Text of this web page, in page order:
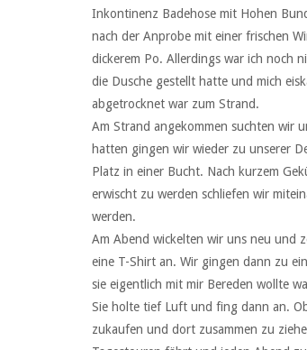
Inkontinenz Badehose mit Hohen
nach der Anprobe mit einer frischen
dickerem Po. Allerdings war ich noch
die Dusche gestellt hatte und mich
abgetrocknet war zum Strand.
Am Strand angekommen suchten wir
hatten gingen wir wieder zu unserer
Platz in einer Bucht. Nach kurzem
erwischt zu werden schliefen wir
werden.
Am Abend wickelten wir uns neu und
eine T-Shirt an. Wir gingen dann zu
sie eigentlich mit mir Bereden wollte
Sie holte tief Luft und fing dann an.
zukaufen und dort zusammen zu